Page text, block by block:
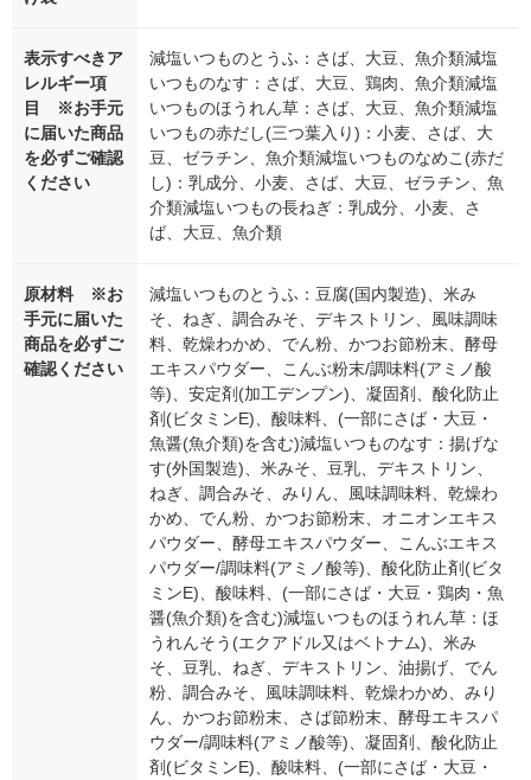
表示すべきア
レルギー項
目 ※お手元
に届いた商品
を必ずご確認
ください
減塩いつものとうふ：さば、大豆、魚介類減塩
いつものなす：さば、大豆、鶏肉、魚介類減塩
いつものほうれん草：さば、大豆、魚介類減塩
いつもの赤だし(三つ葉入り)：小麦、さば、大
豆、ゼラチン、魚介類減塩いつものなめこ(赤だ
し)：乳成分、小麦、さば、大豆、ゼラチン、魚
介類減塩いつもの長ねぎ：乳成分、小麦、さ
ば、大豆、魚介類
原材料 ※お
手元に届いた
商品を必ずご
確認ください
減塩いつものとうふ：豆腐(国内製造)、米み
そ、ねぎ、調合みそ、デキストリン、風味調味
料、乾燥わかめ、でん粉、かつお節粉末、酵母
エキスパウダー、こんぶ粉末/調味料(アミノ酸
等)、安定剤(加工デンプン)、凝固剤、酸化防止
剤(ビタミンE)、酸味料、(一部にさば・大豆・
魚醤(魚介類)を含む)減塩いつものなす：揚げな
す(外国製造)、米みそ、豆乳、デキストリン、
ねぎ、調合みそ、みりん、風味調味料、乾燥わ
かめ、でん粉、かつお節粉末、オニオンエキス
パウダー、酵母エキスパウダー、こんぶエキス
パウダー/調味料(アミノ酸等)、酸化防止剤(ビタ
ミンE)、酸味料、(一部にさば・大豆・鶏肉・魚
醤(魚介類)を含む)減塩いつものほうれん草：ほ
うれんそう(エクアドル又はベトナム)、米み
そ、豆乳、ねぎ、デキストリン、油揚げ、でん
粉、調合みそ、風味調味料、乾燥わかめ、みり
ん、かつお節粉末、さば節粉末、酵母エキスパ
ウダー/調味料(アミノ酸等)、凝固剤、酸化防止
剤(ビタミンE)、酸味料、(一部にさば・大豆・